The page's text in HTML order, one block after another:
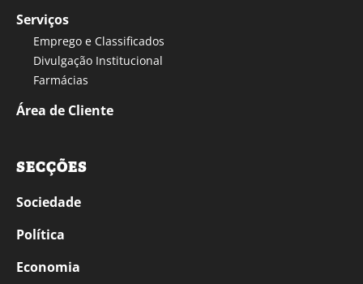
Serviços
Emprego e Classificados
Divulgação Institucional
Farmácias
Área de Cliente
SECÇÕES
Sociedade
Política
Economia